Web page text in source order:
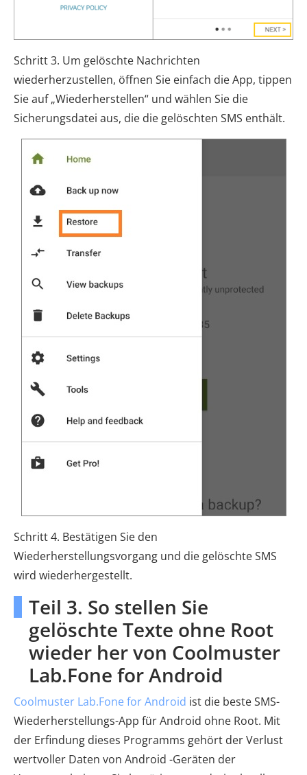
Schritt 3. Um gelöschte Nachrichten
wiederherzustellen, öffnen Sie einfach die App, tippen
Sie auf „Wiederherstellen“ und wählen Sie die
Sicherungsdatei aus, die die gelöschten SMS enthält.
Schritt 4. Bestätigen Sie den
Wiederherstellungsvorgang und die gelöschte SMS
wird wiederhergestellt.
Teil 3. So stellen Sie
gelöschte Texte ohne Root
wieder her von Coolmuster
Lab.Fone for Android
Coolmuster Lab.Fone for Android ist die beste SMS-
Wiederherstellungs-App für Android ohne Root. Mit
der Erfindung dieses Programms gehört der Verlust
wertvoller Daten von Android -Geräten der